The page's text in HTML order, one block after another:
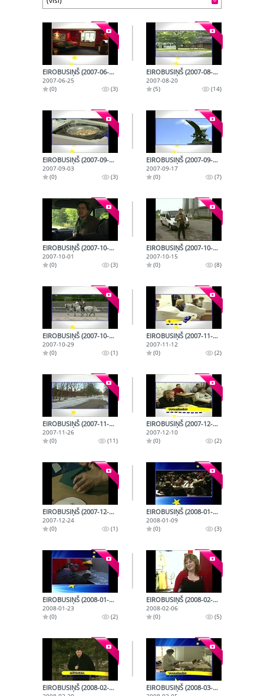
EIROBUSIŅŠ (2007-06-25)
2007-06-25
(0)
(3)
EIROBUSIŅŠ (2007-08-20)
2007-08-20
(5)
(14)
EIROBUSIŅŠ (2007-09-03)
2007-09-03
(0)
(3)
EIROBUSIŅŠ (2007-09-17)
2007-09-17
(0)
(7)
EIROBUSIŅŠ (2007-10-01)
2007-10-01
(0)
(3)
EIROBUSIŅŠ (2007-10-15)
2007-10-15
(0)
(8)
EIROBUSIŅŠ (2007-10-29)
2007-10-29
(0)
(1)
EIROBUSIŅŠ (2007-11-12)
2007-11-12
(0)
(2)
EIROBUSIŅŠ (2007-11-26)
2007-11-26
(0)
(11)
EIROBUSIŅŠ (2007-12-10)
2007-12-10
(0)
(2)
EIROBUSIŅŠ (2007-12-24)
2007-12-24
(0)
(1)
EIROBUSIŅŠ (2008-01-09)
2008-01-09
(0)
(3)
EIROBUSIŅŠ (2008-01-23)
2008-01-23
(0)
(2)
EIROBUSIŅŠ (2008-02-06)
2008-02-06
(0)
(5)
EIROBUSIŅŠ (2008-02-20) EIROBUSIŅŠ (2008-03-05)